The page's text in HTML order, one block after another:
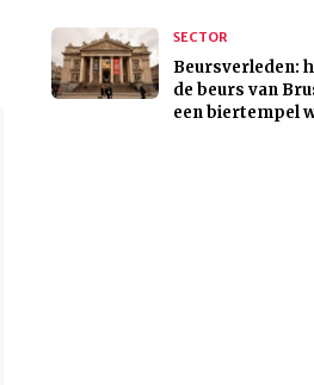
SECTOR
Beursverleden:
de beurs van
een biertempel